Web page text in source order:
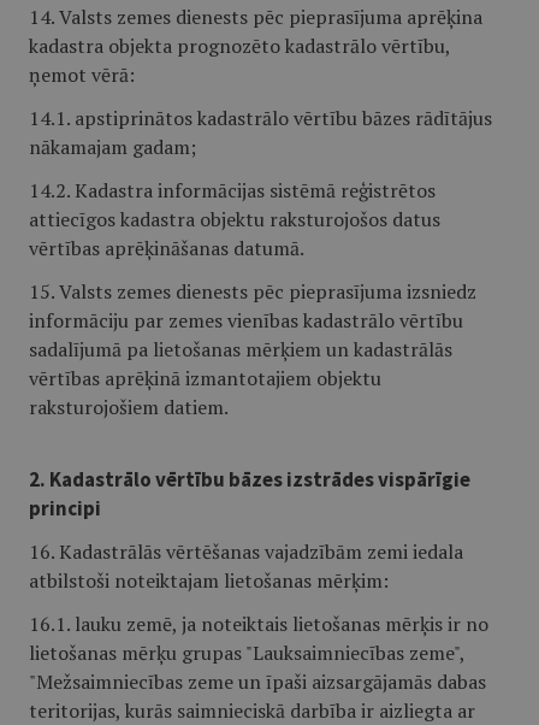
14. Valsts zemes dienests pēc pieprasījuma aprēķina
kadastra objekta prognozēto kadastrālo vērtību,
ņemot vērā:
14.1. apstiprinātos kadastrālo vērtību bāzes rādītājus
nākamajam gadam;
14.2. Kadastra informācijas sistēmā reģistrētos
attiecīgos kadastra objektu raksturojošos datus
vērtības aprēķināšanas datumā.
15. Valsts zemes dienests pēc pieprasījuma izsniedz
informāciju par zemes vienības kadastrālo vērtību
sadalījumā pa lietošanas mērķiem un kadastrālās
vērtības aprēķinā izmantotajiem objektu
raksturojošiem datiem.
2. Kadastrālo vērtību bāzes izstrādes vispārīgie
principi
16. Kadastrālās vērtēšanas vajadzībām zemi iedala
atbilstoši noteiktajam lietošanas mērķim:
16.1. lauku zemē, ja noteiktais lietošanas mērķis ir no
lietošanas mērķu grupas "Lauksaimniecības zeme",
"Mežsaimniecības zeme un īpaši aizsargājamās dabas
teritorijas, kurās saimnieciskā darbība ir aizliegta ar